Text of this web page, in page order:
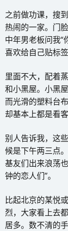
之前做功课，搜
热闹的一家。门
中年男老板问我“
喜欢给自己贴标
里面不大，配着
和小黑屋。小黑
而光滑的塑料台
却基本上都是看
别人告诉我，这
候是下午两三点
基友们出来浪荡
钟的恋人们”。
比起北京的某悦
烈，大家看上去
居多。数不清的